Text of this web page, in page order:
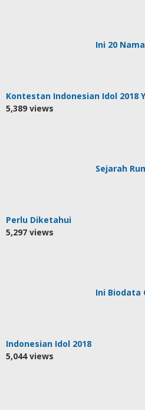
Ini 20
Kontestan Indonesian Idol 2018
5,389 views
Sejarah
Perlu Diketahui
5,297 views
Ini Biodata
Indonesian Idol 2018
5,044 views